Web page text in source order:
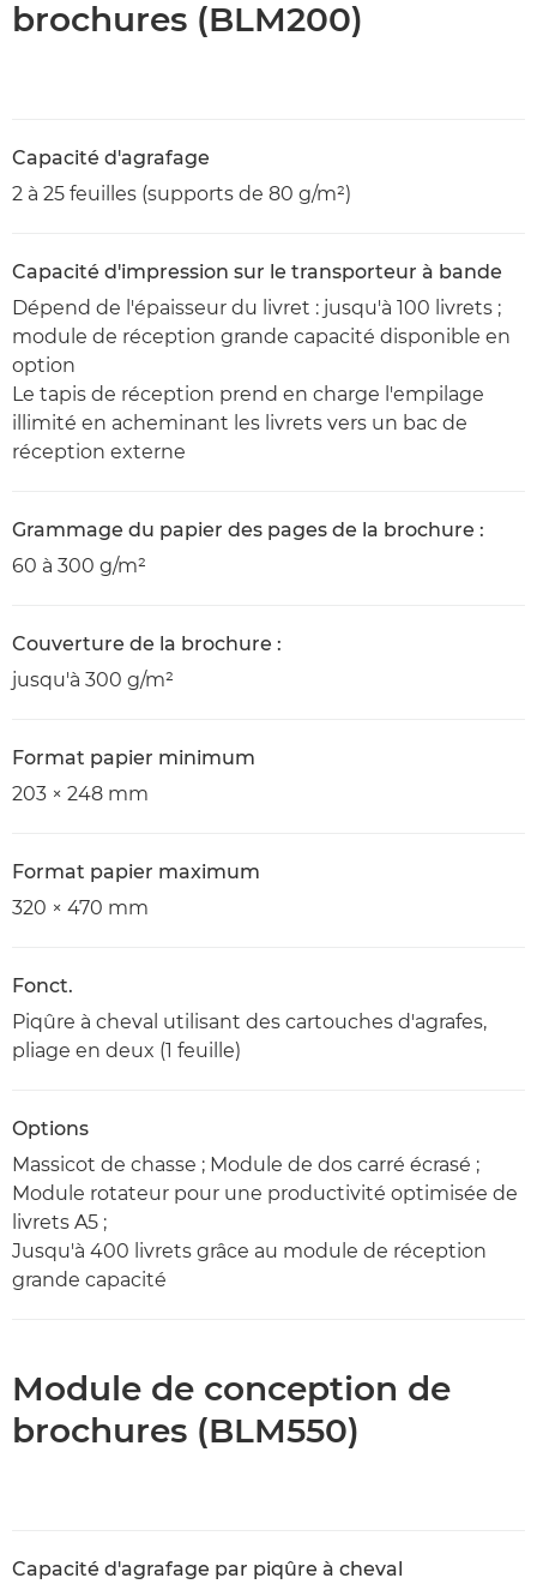
brochures (BLM200)
Capacité d'agrafage
2 à 25 feuilles (supports de 80 g/m²)
Capacité d'impression sur le transporteur à bande
Dépend de l'épaisseur du livret : jusqu'à 100 livrets ;
module de réception grande capacité disponible en
option
Le tapis de réception prend en charge l'empilage
illimité en acheminant les livrets vers un bac de
réception externe
Grammage du papier des pages de la brochure :
60 à 300 g/m²
Couverture de la brochure :
jusqu'à 300 g/m²
Format papier minimum
203 × 248 mm
Format papier maximum
320 × 470 mm
Fonct.
Piqûre à cheval utilisant des cartouches d'agrafes,
pliage en deux (1 feuille)
Options
Massicot de chasse ; Module de dos carré écrasé ;
Module rotateur pour une productivité optimisée de
livrets A5 ;
Jusqu'à 400 livrets grâce au module de réception
grande capacité
Module de conception de
brochures (BLM550)
Capacité d'agrafage par piqûre à cheval